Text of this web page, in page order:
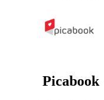
Picabook